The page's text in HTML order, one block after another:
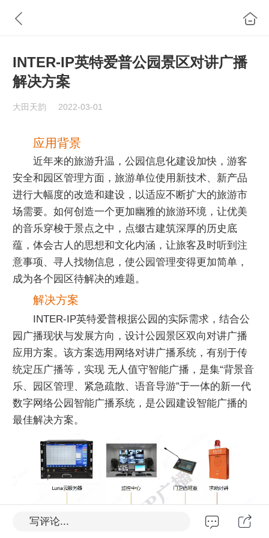
INTER-IP英特爱普公园景区对讲广播
解决方案
大田天韵 2022-03-01
应用背景
近年来的旅游升温，公园信息化建设加快，游客
安全和园区管理方面，旅游单位使用新技术、新产品
进行大幅度的改造和建设，以适应不断扩大的旅游市
场需要。如何创造一个更加幽雅的旅游环境，让优美
的音乐穿梭于景点之中，点缀古建筑深厚的历史底
蕴，体会古人的思想和文化内涵，让旅客及时听到注
意事项、寻人找物信息，使公园管理变得更加简单，
成为各个园区待解决的难题。
解决方案
INTER-IP英特爱普根据公园的实际需求，结合公
园广播现状与发展方向，设计公园景区双向对讲广播
应用方案。该方案选用网络对讲广播系统，有别于传
统定压广播等，实现 无人值守智能广播，是集“背景音
乐、园区管理、紧急疏散、语音导游”于一体的新一代
数字网络公园智能广播系统，是公园建设智能广播的
最佳解决方案。
写评论...